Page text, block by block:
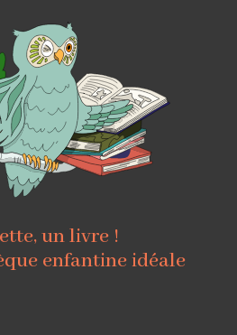
un livre !
enfantine idéale